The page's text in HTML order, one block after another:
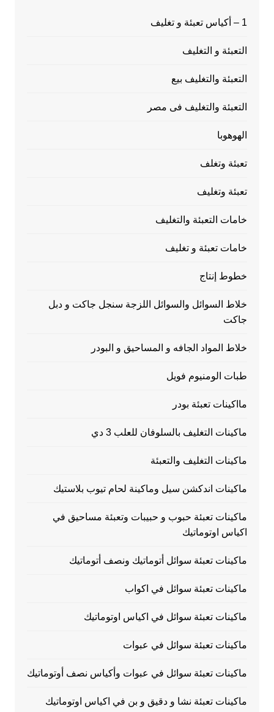
1 – أكياس تعبئة و تغليف
التعبئة و التغليف
التعبئة والتغليف بيع
التعبئة والتغليف فى مصر
الهوهوبا
تعبئة وتغلف
تعبئة وتغليف
خامات التعبئة والتغليف
خامات تعبئة و تغليف
خطوط إنتاج
خلاط السوائل والسوائل اللزجة سنجل جاكت و دبل
جاكت
خلاط المواد الجافه و المساحيق و البودر
طبات الومنيوم فويل
مااكينات تعبئة بودر
ماكينات التغليف بالسلوفان للعلب 3 دي
ماكينات التغليف والتعبئة
ماكينات اندكشن سيل وماكينة لحام تيوب بلاستيك
ماكينات تعبئة حبوب و حبيبات وتعبئة مساحيق في
اكياس اوتوماتيك
ماكينات تعبئة سوائل أتوماتيك ونصف أتوماتيك
ماكينات تعبئة سوائل في اكواب
ماكينات تعبئة سوائل في اكياس اوتوماتيك
ماكينات تعبئة سوائل في عبوات
ماكينات تعبئة سوائل في عبوات وأكياس نصف أوتوماتيك
ماكينات تعبئة نشا و دقيق و بن في اكياس اوتوماتيك